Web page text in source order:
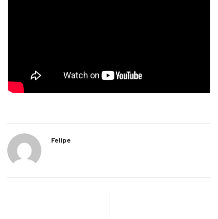
Felipe